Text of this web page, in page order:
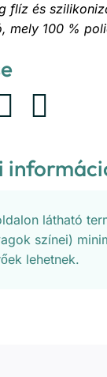
flíz és
mely 100 %
látható
színei)
lehetnek.